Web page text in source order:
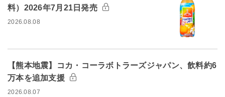
料）2026年7月21日発売
2026.08.08
【熊本地震】コカ・コーラボトラーズジャパン、飲料約6
万本を追加支援
2026.08.07